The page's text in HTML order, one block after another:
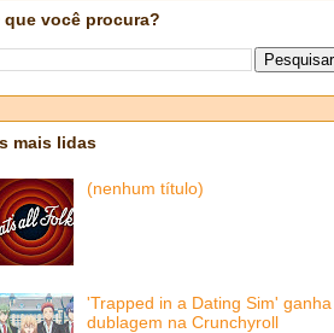
que você procura?
mais lidas
(nenhum título)
'Trapped in a Dating Sim' ganha
dublagem na Crunchyroll